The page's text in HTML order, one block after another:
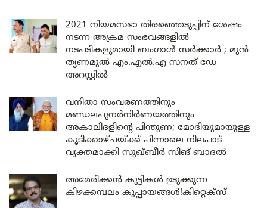
2021 നിയമസഭാ തിരഞ്ഞെടുപ്പിന് ശേഷം
നടന്ന അക്രമ സംഭവങ്ങളിൽ
നടപടികളുമായി ബംഗാൾ സർക്കാർ ; മുൻ
തൃണമൂൽ എം.എൽ.എ സനത് ഡേ
അറസ്റ്റിൽ
വനിതാ സംവരണത്തിനും
മണ്ഡലപുനർനിർണയത്തിനും
അകാലിദളിന്റെ പിന്തുണ; മോദിയുമായുള്ള
കൂടിക്കാഴ്ചയ്ക്ക് പിന്നാലെ നിലപാട്
വ്യക്തമാക്കി സുഖ്ബീർ സിങ് ബാദൽ
അമേരിക്കൻ കുട്ടികൾ ഉടുക്കുന്ന
കിഴക്കമ്പലം കുപ്പായങ്ങൾ!കിറ്റെക്സ്